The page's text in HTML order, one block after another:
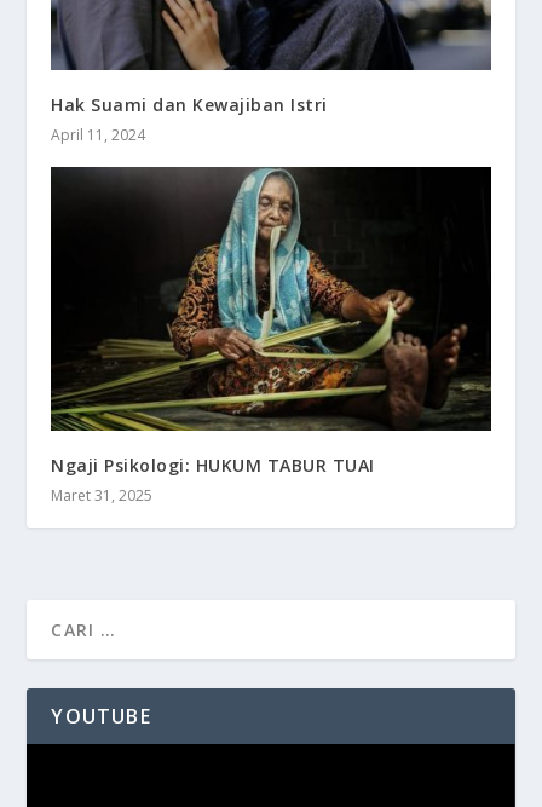
Hak Suami dan Kewajiban Istri
April 11, 2024
Ngaji Psikologi: HUKUM TABUR TUAI
Maret 31, 2025
YOUTUBE